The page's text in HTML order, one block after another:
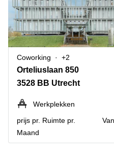
Coworking +2
Orteliuslaan 850
3528 BB Utrecht
Werkplekken
prijs pr. Ruimte pr.
Maand